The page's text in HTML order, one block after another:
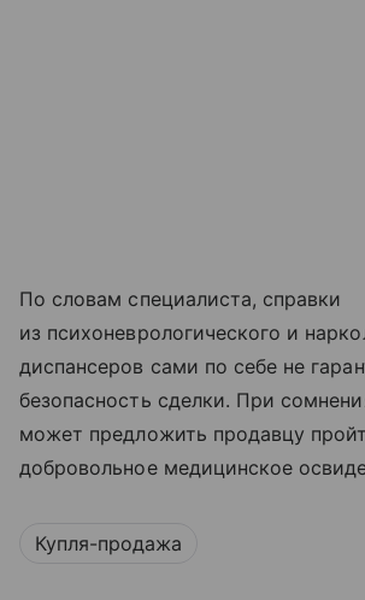
По словам специалиста, справки
из психоневрологического и
диспансеров сами по себе не
безопасность сделки. При
может предложить продавцу
добровольное медицинское
Купля-продажа